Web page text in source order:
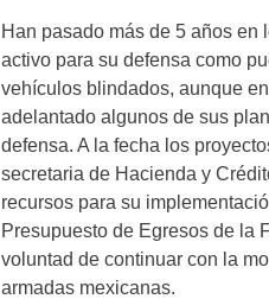
Han pasado más de 5 años
activo para su defensa como
vehículos blindados, aunque
adelantado algunos de sus
defensa. A la fecha los
secretaria de Hacienda y
recursos para su
Presupuesto de Egresos de la
voluntad de continuar con la
armadas mexicanas.